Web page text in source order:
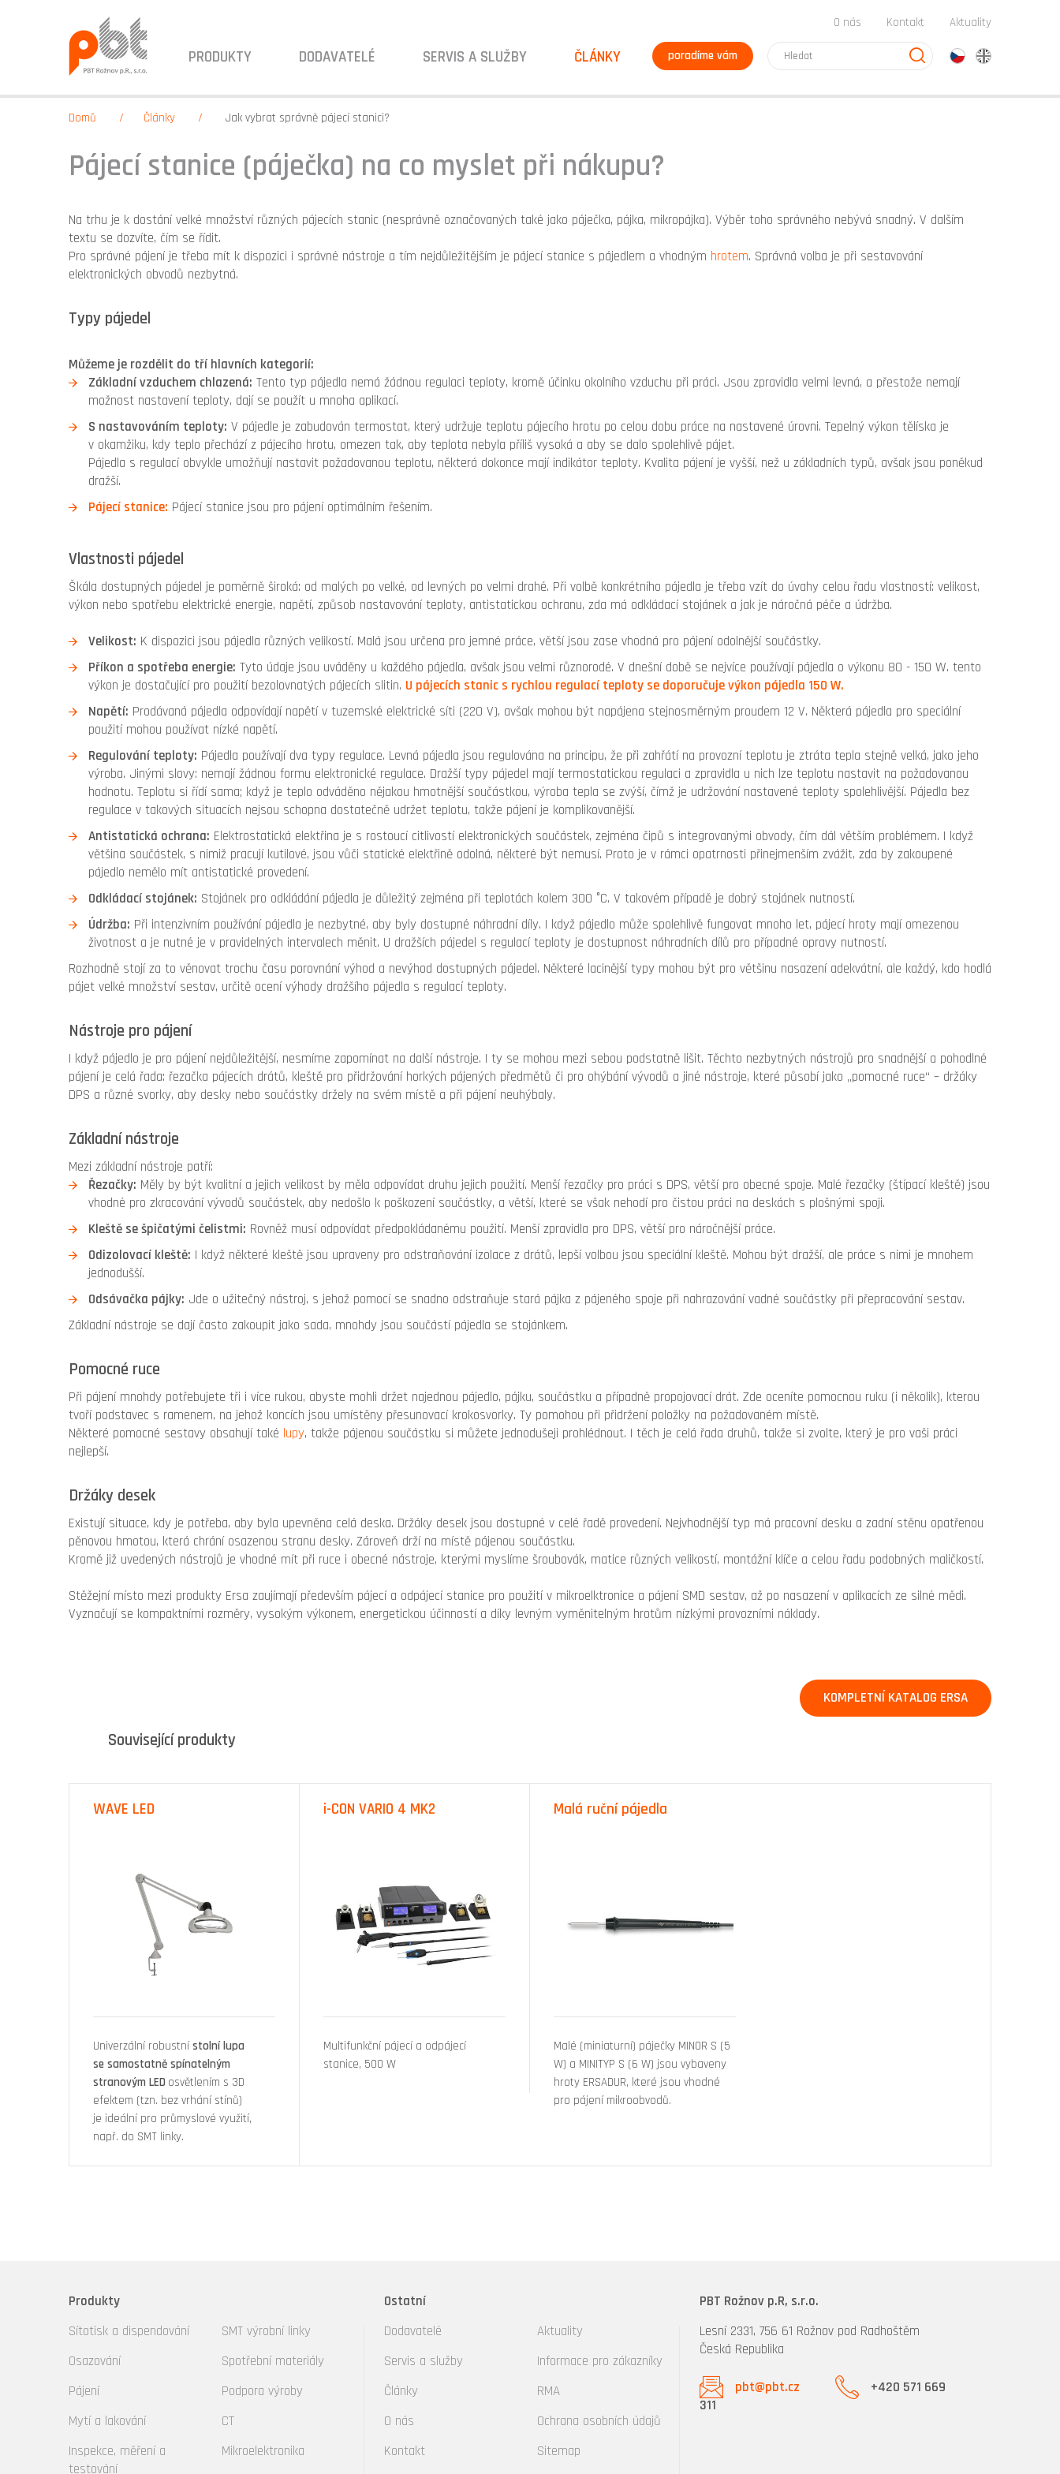
O nás Kontakt Aktuality
PRODUKTY DODAVATELÉ SERVIS A SLUŽBY ČLÁNKY poradíme vám cz
Domů Články Jak vybrat správně pájecí stanici?
Pájecí stanice (páječka) na co myslet při nákupu?
Na trhu je k dostání velké množství různých pájecích stanic (nesprávně označovaných také jako páječka, pájka, mikropájka). Výběr toho správného nebývá snadný. V dalším
textu se dozvíte, čím se řídit.
Pro správné pájení je třeba mít k dispozici i správné nástroje a tím nejdůležitějším je pájecí stanice s pájedlem a vhodným hrotem. Správná volba je při sestavování
elektronických obvodů nezbytná.
Typy pájedel
Můžeme je rozdělit do tří hlavních kategorií:
Základní vzduchem chlazená: Tento typ pájedla nemá žádnou regulaci teploty, kromě účinku okolního vzduchu při práci. Jsou zpravidla velmi levná, a přestože nemají
možnost nastavení teploty, dají se použít u mnoha aplikací.
S nastavováním teploty: V pájedle je zabudován termostat, který udržuje teplotu pájecího hrotu po celou dobu práce na nastavené úrovni. Tepelný výkon tělíska je
v okamžiku, kdy teplo přechází z pájecího hrotu, omezen tak, aby teplota nebyla příliš vysoká a aby se dalo spolehlivě pájet.
Pájedla s regulací obvykle umožňují nastavit požadovanou teplotu, některá dokonce mají indikátor teploty. Kvalita pájení je vyšší, než u základních typů, avšak jsou poněkud
dražší.
Pájecí stanice: Pájecí stanice jsou pro pájení optimálním řešením.
Vlastnosti pájedel
Škála dostupných pájedel je poměrně široká: od malých po velké, od levných po velmi drahé. Při volbě konkrétního pájedla je třeba vzít do úvahy celou řadu vlastností: velikost,
výkon nebo spotřebu elektrické energie, napětí, způsob nastavování teploty, antistatickou ochranu, zda má odkládací stojánek a jak je náročná péče a údržba.
Velikost: K dispozici jsou pájedla různých velikostí. Malá jsou určena pro jemné práce, větší jsou zase vhodná pro pájení odolnější součástky.
Příkon a spotřeba energie: Tyto údaje jsou uváděny u každého pájedla, avšak jsou velmi různorodé. V dnešní době se nejvíce používají pájedla o výkonu 80 - 150 W. tento
výkon je dostačující pro použití bezolovnatých pájecích slitin. U pájecích stanic s rychlou regulací teploty se doporučuje výkon pájedla 150 W.
Napětí: Prodávaná pájedla odpovídají napětí v tuzemské elektrické síti (220 V), avšak mohou být napájena stejnosměrným proudem 12 V. Některá pájedla pro speciální
použití mohou používat nízké napětí.
Regulování teploty: Pájedla používají dva typy regulace. Levná pájedla jsou regulována na principu, že při zahřátí na provozní teplotu je ztráta tepla stejně velká, jako jeho
výroba. Jinými slovy: nemají žádnou formu elektronické regulace. Dražší typy pájedel mají termostatickou regulaci a zpravidla u nich lze teplotu nastavit na požadovanou
hodnotu. Teplotu si řídí sama; když je teplo odváděno nějakou hmotnější součástkou, výroba tepla se zvýší, čímž je udržování nastavené teploty spolehlivější. Pájedla bez
regulace v takových situacích nejsou schopna dostatečně udržet teplotu, takže pájení je komplikovanější.
Antistatická ochrana: Elektrostatická elektřina je s rostoucí citlivostí elektronických součástek, zejména čipů s integrovanými obvody, čím dál větším problémem. I když
většina součástek, s nimiž pracují kutilové, jsou vůči statické elektřině odolná, některé být nemusí. Proto je v rámci opatrnosti přinejmenším zvážit, zda by zakoupené
pájedlo nemělo mít antistatické provedení.
Odkládací stojánek: Stojánek pro odkládání pájedla je důležitý zejména při teplotách kolem 300 °C. V takovém případě je dobrý stojánek nutností.
Údržba: Při intenzivním používání pájedla je nezbytné, aby byly dostupné náhradní díly. I když pájedlo může spolehlivě fungovat mnoho let, pájecí hroty mají omezenou
životnost a je nutné je v pravidelných intervalech měnit. U dražších pájedel s regulací teploty je dostupnost náhradních dílů pro případné opravy nutností.
Rozhodně stojí za to věnovat trochu času porovnání výhod a nevýhod dostupných pájedel. Některé lacinější typy mohou být pro většinu nasazení adekvátní, ale každý, kdo hodlá
pájet velké množství sestav, určitě ocení výhody dražšího pájedla s regulací teploty.
Nástroje pro pájení
I když pájedlo je pro pájení nejdůležitější, nesmíme zapomínat na další nástroje. I ty se mohou mezi sebou podstatně lišit. Těchto nezbytných nástrojů pro snadnější a pohodlné
pájení je celá řada: řezačka pájecích drátů, kleště pro přidržování horkých pájených předmětů či pro ohýbání vývodů a jiné nástroje, které působí jako „pomocné ruce“ – držáky
DPS a různé svorky, aby desky nebo součástky držely na svém místě a při pájení neuhýbaly.
Základní nástroje
Mezi základní nástroje patří:
Řezačky: Měly by být kvalitní a jejich velikost by měla odpovídat druhu jejich použití. Menší řezačky pro práci s DPS, větší pro obecné spoje. Malé řezačky (štípací kleště) jsou
vhodné pro zkracování vývodů součástek, aby nedošlo k poškození součástky, a větší, které se však nehodí pro čistou práci na deskách s plošnými spoji.
Kleště se špičatými čelistmi: Rovněž musí odpovídat předpokládanému použití. Menší zpravidla pro DPS, větší pro náročnější práce.
Odizolovací kleště: I když některé kleště jsou upraveny pro odstraňování izolace z drátů, lepší volbou jsou speciální kleště. Mohou být dražší, ale práce s nimi je mnohem
jednodušší.
Odsávačka pájky: Jde o užitečný nástroj, s jehož pomocí se snadno odstraňuje stará pájka z pájeného spoje při nahrazování vadné součástky při přepracování sestav.
Základní nástroje se dají často zakoupit jako sada, mnohdy jsou součástí pájedla se stojánkem.
Pomocné ruce
Při pájení mnohdy potřebujete tři i více rukou, abyste mohli držet najednou pájedlo, pájku, součástku a případně propojovací drát. Zde oceníte pomocnou ruku (i několik), kterou
tvoří podstavec s ramenem, na jehož koncích jsou umístěny přesunovací krokosvorky. Ty pomohou při přidržení položky na požadovaném místě.
Některé pomocné sestavy obsahují také lupy, takže pájenou součástku si můžete jednodušeji prohlédnout. I těch je celá řada druhů, takže si zvolte, který je pro vaši práci
nejlepší.
Držáky desek
Existují situace, kdy je potřeba, aby byla upevněna celá deska. Držáky desek jsou dostupné v celé řadě provedení. Nejvhodnější typ má pracovní desku a zadní stěnu opatřenou
pěnovou hmotou, která chrání osazenou stranu desky. Zároveň drží na místě pájenou součástku.
Kromě již uvedených nástrojů je vhodné mít při ruce i obecné nástroje, kterými myslíme šroubovák, matice různých velikostí, montážní klíče a celou řadu podobných maličkostí.
Stěžejní místo mezi produkty Ersa zaujímají především pájecí a odpájecí stanice pro použití v mikroelktronice a pájení SMD sestav, až po nasazení v aplikacích ze silné mědi.
Vyznačují se kompaktními rozměry, vysokým výkonem, energetickou účinností a díky levným vyměnitelným hrotům nízkými provozními náklady.
KOMPLETNÍ KATALOG ERSA
Související produkty
WAVE LED
Univerzální robustní stolní lupa
se samostatně spínatelným
stranovým LED osvětlením s 3D
efektem (tzn. bez vrhání stínů)
je ideální pro průmyslové využití,
např. do SMT linky.
i-CON VARIO 4 MK2
Multifunkční pájecí a odpájecí
stanice, 500 W
Malá ruční pájedla
Malé (miniaturní) páječky MINOR S (5
W) a MINITYP S (6 W) jsou vybaveny
hroty ERSADUR, které jsou vhodné
pro pájení mikroobvodů.
Produkty
Sítotisk a dispendování
Osazování
Pájení
Mytí a lakování
Inspekce, měření a
testování
SMT výrobní linky
Spotřební materiály
Podpora výroby
CT
Mikroelektronika
Ostatní
Dodavatelé
Servis a služby
Články
O nás
Kontakt
Aktuality
Informace pro zákazníky
RMA
Ochrana osobních údajů
Sitemap
PBT Rožnov p.R, s.r.o.
Lesní 2331, 756 61 Rožnov pod Radhoštěm
Česká Republika
pbt@pbt.cz
+420 571 669
311